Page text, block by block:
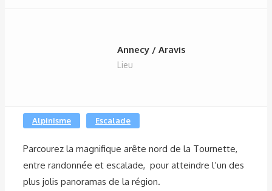
Annecy / Aravis
Lieu
Alpinisme Escalade
Parcourez la magnifique arête nord de la Tournette,
entre randonnée et escalade, pour atteindre l’un des
plus jolis panoramas de la région.